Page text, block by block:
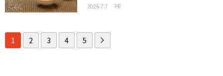
2026.7.7 PR
1 2 3 4 5